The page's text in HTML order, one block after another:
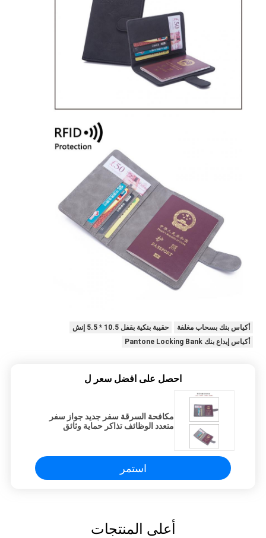
أكياس بنك بسحاب مغلفة
حقيبة بنكية بقفل 10.5 * 5.5 إنش
أكياس إيداع بنك Pantone Locking Bank
احصل على افضل سعر ل
مكافحة السرقة سفر جديد جواز سفر
متعدد الوظائف تذاكر حماية وثائق
استمر
أعلى المنتجات